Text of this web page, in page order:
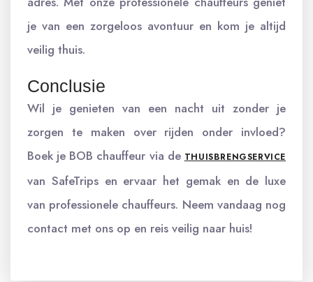
je van een zorgeloos avontuur en kom je altijd
veilig thuis.
Conclusie
Wil je genieten van een nacht uit zonder je
zorgen te maken over rijden onder invloed?
Boek je BOB chauffeur via de THUISBRENGSERVICE
van SafeTrips en ervaar het gemak en de luxe
van professionele chauffeurs. Neem vandaag nog
contact met ons op en reis veilig naar huis!